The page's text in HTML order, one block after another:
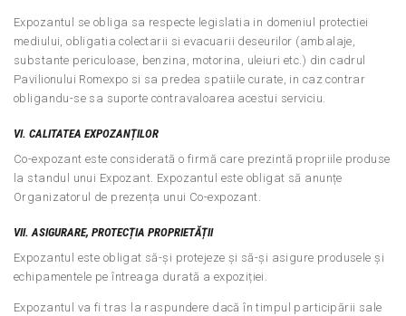
Expozantul se obliga sa respecte legislatia in domeniul protectiei
mediului, obligatia colectarii si evacuarii deseurilor (ambalaje,
substante periculoase, benzina, motorina, uleiuri etc.) din cadrul
Pavilionului Romexpo si sa predea spatiile curate, in caz contrar
obligandu-se sa suporte contravaloarea acestui serviciu.
VI. CALITATEA EXPOZANȚILOR
Co-expozant este considerată o firmă care prezintă propriile produse
la standul unui Expozant. Expozantul este obligat să anunțe
Organizatorul de prezența unui Co-expozant.
VII. ASIGURARE, PROTECȚIA PROPRIETĂȚII
Expozantul este obligat să-și protejeze și să-și asigure produsele și
echipamentele pe întreaga durată a expoziției.
Expozantul va fi tras la raspundere dacă în timpul participării sale